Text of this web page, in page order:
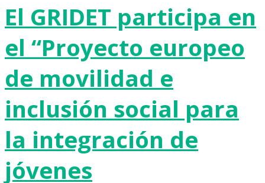
El GRIDET participa en
el “Proyecto europeo
de movilidad e
inclusión social para
la integración de
jóvenes